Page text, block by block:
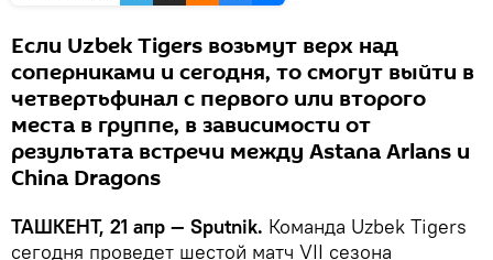
Если Uzbek Tigers возьмут верх над
соперниками и сегодня, то смогут выйти в
четвертьфинал с первого или второго
места в группе, в зависимости от
результата встречи между Astana Arlans и
China Dragons
ТАШКЕНТ, 21 апр — Sputnik. Команда Uzbek Tigers
сегодня проведет шестой матч VII сезона